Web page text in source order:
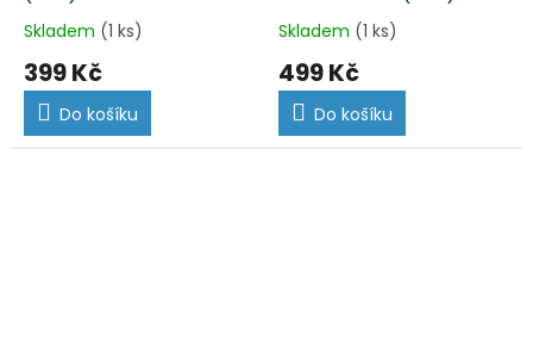
Skladem (1 ks)
399 Kč
Do košíku
Skladem (1 ks)
499 Kč
Do košíku